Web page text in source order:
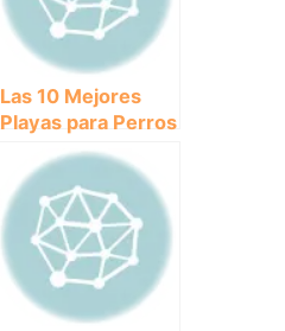
Las 10 Mejores
Playas para Perros
en Cataluña: Un
Paraíso Canino en
la Costa
Mediterránea